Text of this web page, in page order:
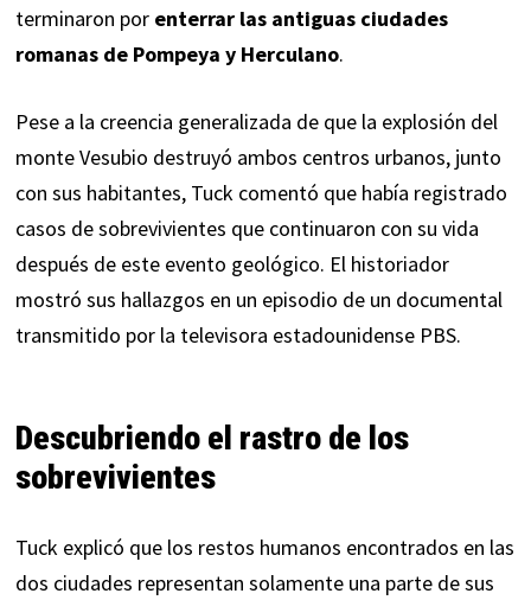
terminaron por enterrar las antiguas ciudades
romanas de Pompeya y Herculano.
Pese a la creencia generalizada de que la explosión del
monte Vesubio destruyó ambos centros urbanos, junto
con sus habitantes, Tuck comentó que había registrado
casos de sobrevivientes que continuaron con su vida
después de este evento geológico. El historiador
mostró sus hallazgos en un episodio de un documental
transmitido por la televisora estadounidense PBS.
Descubriendo el rastro de los
sobrevivientes
Tuck explicó que los restos humanos encontrados en las
dos ciudades representan solamente una parte de sus